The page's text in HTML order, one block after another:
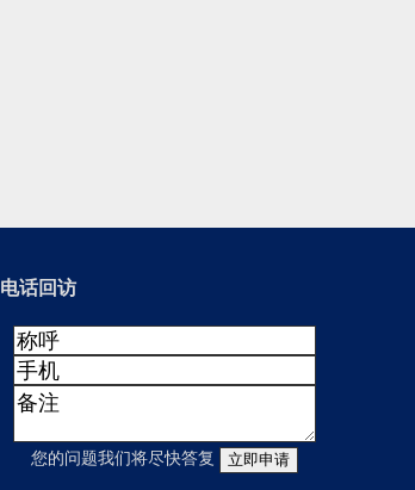
电话回访
您的问题我们将尽快答复